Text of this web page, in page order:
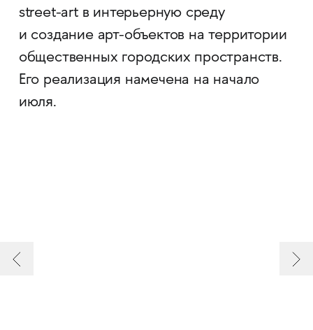
street-art в интерьерную среду
и создание арт-объектов на территории
общественных городских пространств.
Его реализация намечена на начало
июля.